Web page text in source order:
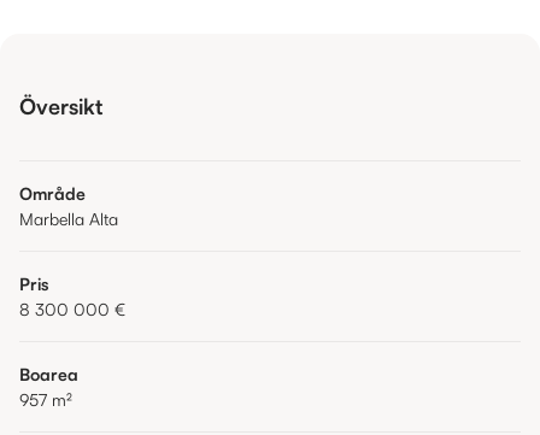
Översikt
Område
Marbella Alta
Pris
8 300 000 €
Boarea
957 m²